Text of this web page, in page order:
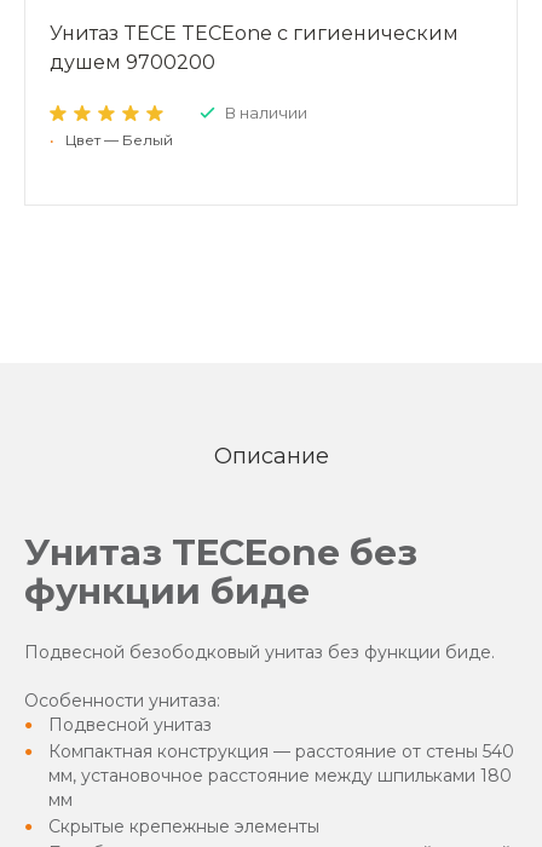
Унитаз TECE TECEone с гигиеническим
душем 9700200
В наличии
• Цвет — Белый
Описание
Унитаз TECEone без
функции биде
Подвесной безободковый унитаз без функции биде.
Особенности унитаза:
Подвесной унитаз
Компактная конструкция — расстояние от стены 540
мм, установочное расстояние между шпильками 180
мм
Скрытые крепежные элементы